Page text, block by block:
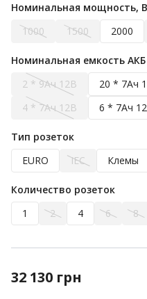
Номинальная мощность,
1000
1500 2000
Номинальная емкость АКБ
2 * 9Ач 12В
20 * 7Ач
4 * 7Ач 12В
6 * 7Ач
Тип розеток
EURO
IEC Клемы
Количество розеток
1
2 4 6 8
32 130 грн